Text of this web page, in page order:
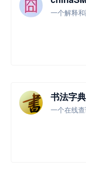
一个解释
书法字典
一个在线